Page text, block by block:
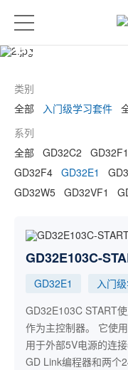
GD32 MCU开
类别
全部
入门级学习套件
系列
全部
GD32C2 GD32F1
GD32F4 GD32E1
GD32W5 GD32VF1
GD32E103C-
GD32E1
入门
GD32E103C START
作为主控制器。 它使
用于外部5V电源的连
GD Link编程器和两个